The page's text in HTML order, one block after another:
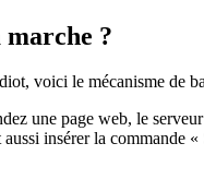
marche ?
voici le mécanisme de
une page web, le
insérer la commande